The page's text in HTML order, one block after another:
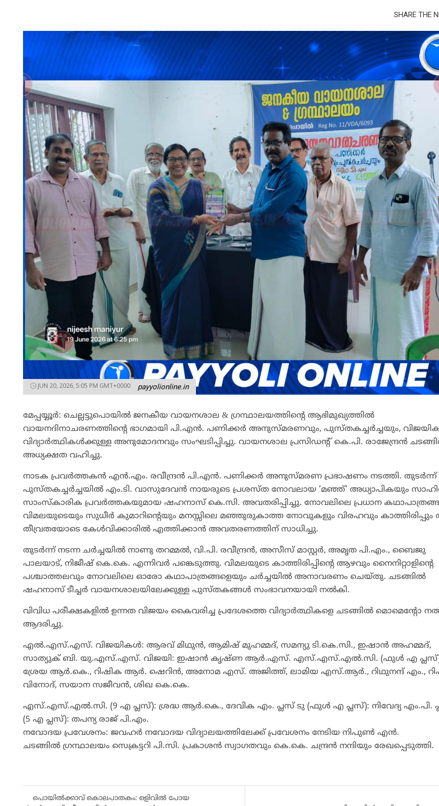
SHARE THE
JUN 20, 2026, 5:05 PM GMT+0000 payyolionline.in
മേപ്പയ്യൂർ: ചെല്ലട്ടുപൊയിൽ ജനകീയ വായനശാല & ഗ്രന്ഥാലയത്തിന്റെ ആഭിമുഖ്യത്തിൽ
വായനദിനാചരണത്തിന്റെ ഭാഗമായി പി.എൻ. പണിക്കർ അനുസ്മരണവും, പുസ്തകച്ചർച്ചയും,
വിദ്യാർത്ഥികൾക്കുള്ള അനുമോദനവും സംഘടിപ്പിച്ചു. വായനശാല പ്രസിഡന്റ് കെ.പി. രാജേന്ദ്രൻ
അധ്യക്ഷത വഹിച്ചു.
നാടക പ്രവർത്തകൻ എൻ.എം. രവീന്ദ്രൻ പി.എൻ. പണിക്കർ അനുസ്മരണ പ്രഭാഷണം നടത്തി. തുടർന്ന്
പുസ്തകച്ചർച്ചയിൽ എം.ടി. വാസുദേവൻ നായരുടെ പ്രശസ്ത നോവലായ ‘മഞ്ഞ്’ അധ്യാപികയും
സാംസ്കാരിക പ്രവർത്തകയുമായ ഷഹനാസ് കെ.സി. അവതരിപ്പിച്ചു. നോവലിലെ പ്രധാന
വിമലയുടെയും സുധീർ കുമാറിന്റെയും മനസ്സിലെ മഞ്ഞുരുകാത്ത നോവുകളും വിരഹവും
തീവ്രതയോടെ കേൾവിക്കാരിൽ എത്തിക്കാൻ അവതരണത്തിന് സാധിച്ചു.
തുടർന്ന് നടന്ന ചർച്ചയിൽ നാണു തറമ്മൽ, വി.പി. രവീന്ദ്രൻ, അസീസ് മാസ്റ്റർ, അമൃത പി.എം., ബൈജു
പാലയാട്, നിജീഷ് കെ.കെ. എന്നിവർ പങ്കെടുത്തു. വിമലയുടെ കാത്തിരിപ്പിന്റെ ആഴവും നൈനിറ്റാളിന്റെ
പശ്ചാത്തലവും നോവലിലെ ഓരോ കഥാപാത്രങ്ങളെയും ചർച്ചയിൽ അനാവരണം ചെയ്തു. ചടങ്ങിൽ
ഷഹനാസ് ടീച്ചർ വായനശാലയിലേക്കുള്ള പുസ്തകങ്ങൾ സംഭാവനയായി നൽകി.
വിവിധ പരീക്ഷകളിൽ ഉന്നത വിജയം കൈവരിച്ച പ്രദേശത്തെ വിദ്യാർത്ഥികളെ ചടങ്ങിൽ മൊമെന്റോ
ആദരിച്ചു.
എൽ.എസ്.എസ്. വിജയികൾ: ആരവ് മിഥുൻ, ആമിഷ് മുഹമ്മദ്‌, സമന്യു ടി.കെ.സി., ഇഷാൻ അഹമ്മദ്,
സാത്യുക് ബി. യു.എസ്.എസ്. വിജയി: ഇഷാൻ കൃഷ്ണ ആർ.എസ്. എസ്.എസ്.എൽ.സി. (ഫുൾ എ
ശ്രേയ ആർ.കെ., റിഷിക ആർ. ഷെറിൻ, അനോമ എസ്. അജിത്ത്, ലാമിയ എസ്.ആർ., റിഥുനന്ദ് എം.,
വിനോദ്, സയാന സജീവൻ, ശിഖ കെ.കെ.
എസ്.എസ്.എൽ.സി. (9 എ പ്ലസ്): ശ്രദ്ധ ആർ.കെ., ദേവിക എം. പ്ലസ് ടു (ഫുൾ എ പ്ലസ്): നിവേദ്യ എം.പി.
(5 എ പ്ലസ്): തപന്യ രാജ് പി.എം.
നവോദയ പ്രവേശനം: ജവഹർ നവോദയ വിദ്യാലയത്തിലേക്ക് പ്രവേശനം നേടിയ നിപുൺ എൻ.
ചടങ്ങിൽ ഗ്രന്ഥാലയം സെക്രട്ടറി പി.സി. പ്രകാശൻ സ്വാഗതവും കെ.കെ. ചന്ദ്രൻ നന്ദിയും രേഖപ്പെടുത്തി.
പൊയിൽക്കാവ് കൊലപാതകം: ഒളിവിൽ പോയ